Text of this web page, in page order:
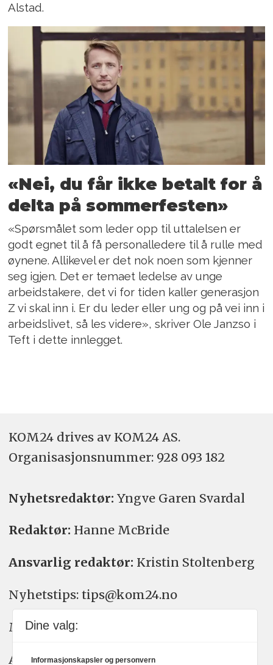
Alstad.
«Nei, du får ikke betalt for å
delta på sommerfesten»
«Spørsmålet som leder opp til uttalelsen er
godt egnet til å få personalledere til å rulle med
øynene. Allikevel er det nok noen som kjenner
seg igjen. Det er temaet ledelse av unge
arbeidstakere, det vi for tiden kaller generasjon
Z vi skal inn i. Er du leder eller ung og på vei inn i
arbeidslivet, så les videre», skriver Ole Janzso i
Teft i dette innlegget.
KOM24 drives av KOM24 AS.
Organisasjons­nummer: 928 093 182
Nyhetsredaktør: Yngve Garen Svardal
Redaktør: Hanne McBride
Ansvarlig redaktør: Kristin Stoltenberg
Nyhetstips: tips@kom24.no
Meninger: meninger@kom24.no
Annonse: annonse@watchmedia.no
Dine valg:
Informasjonskapsler og personvern